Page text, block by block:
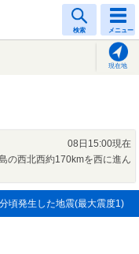
検索 メニュー
現在地
08日15:00現在
の西北西約170kmを西に進ん
頃発生した地震(最大震度1)